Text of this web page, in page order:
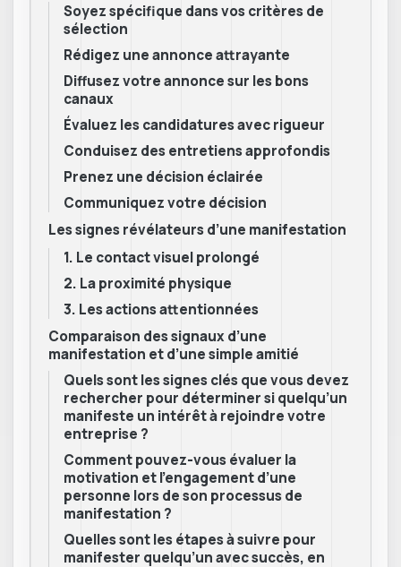
Soyez spécifique dans vos critères de
sélection
Rédigez une annonce attrayante
Diffusez votre annonce sur les bons
canaux
Évaluez les candidatures avec rigueur
Conduisez des entretiens approfondis
Prenez une décision éclairée
Communiquez votre décision
Les signes révélateurs d’une manifestation
1. Le contact visuel prolongé
2. La proximité physique
3. Les actions attentionnées
Comparaison des signaux d’une
manifestation et d’une simple amitié
Quels sont les signes clés que vous devez
rechercher pour déterminer si quelqu’un
manifeste un intérêt à rejoindre votre
entreprise ?
Comment pouvez-vous évaluer la
motivation et l’engagement d’une
personne lors de son processus de
manifestation ?
Quelles sont les étapes à suivre pour
manifester quelqu’un avec succès, en